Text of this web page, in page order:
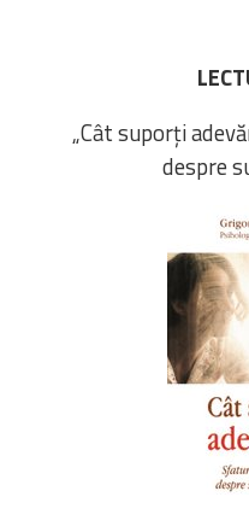
RESURSE
Din
„Cât suporți
despre